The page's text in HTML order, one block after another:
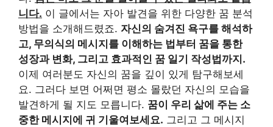
니다. 이 글에서는 자아 발견을 위한 다양한 꿈 분석
방법을 소개해드렸죠. 자신의 숨겨진 욕구를 해석하
고, 무의식의 메시지를 이해하는 법부터 꿈을 통한
성장과 변화, 그리고 효과적인 꿈 일기 작성법까지.
이제 여러분도 자신의 꿈을 깊이 있게 탐구해보세
요. 그러다 보면 어쩌면 평소 몰랐던 자신의 모습을
발견하게 될 지도 모릅니다. 꿈이 우리 삶에 주는 소
중한 메시지에 귀 기울여보세요. 그리고 그 메시지